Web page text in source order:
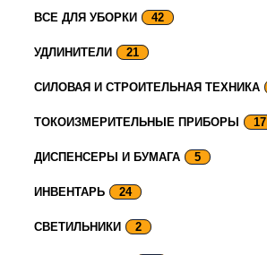
ВСЕ ДЛЯ УБОРКИ 42
УДЛИНИТЕЛИ 21
СИЛОВАЯ И СТРОИТЕЛЬНАЯ ТЕХНИКА
ТОКОИЗМЕРИТЕЛЬНЫЕ ПРИБОРЫ 17
ДИСПЕНСЕРЫ И БУМАГА 5
ИНВЕНТАРЬ 24
СВЕТИЛЬНИКИ 2